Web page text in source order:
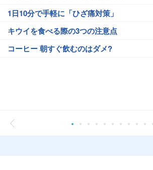
1日10分で手軽に「ひざ痛対策」
キウイを食べる際の3つの注意点
コーヒー 朝すぐ飲むのはダメ?